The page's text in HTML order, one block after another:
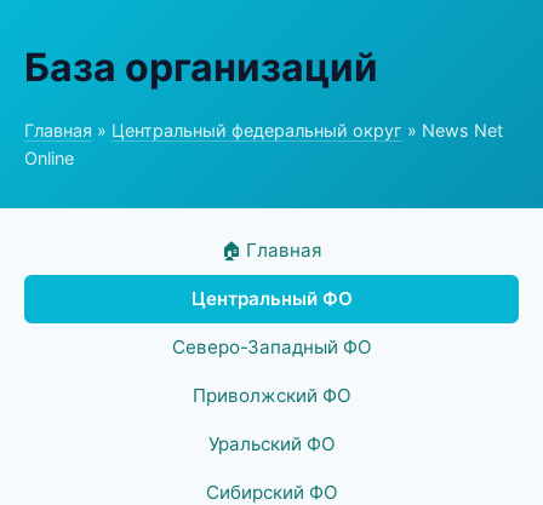
База организаций
Главная » Центральный федеральный округ » News Net
Online
🏠 Главная
Центральный ФО
Северо-Западный ФО
Приволжский ФО
Уральский ФО
Сибирский ФО